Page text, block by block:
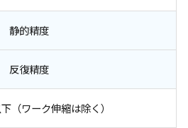
静的精度
反復精度
（ワーク伸縮は除く）